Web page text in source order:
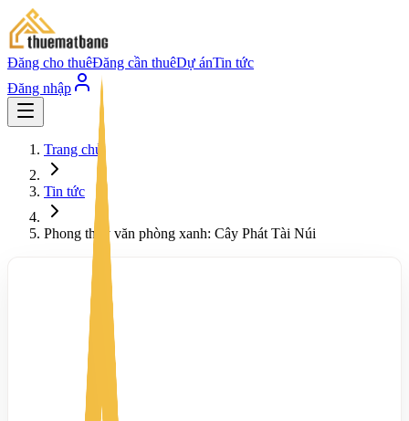
Đăng cho thuêĐăng cần thuêDự ánTin tức
Đăng nhập
Trang chủ
Tin tức
Phong thủy văn phòng xanh: Cây Phát Tài Núi